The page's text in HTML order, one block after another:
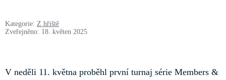
Kategorie: Z hřiště
Zveřejněno: 18. květen 2025
V neděli 11. května proběhl první turnaj série Members &